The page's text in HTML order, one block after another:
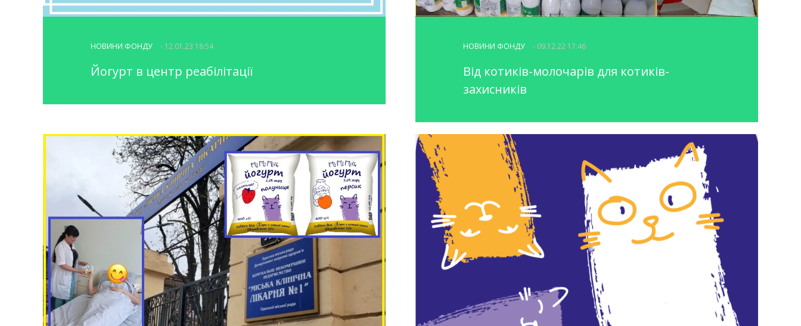
НОВИНИ ФОНДУ - 12.01.23 18:54
Йогурт в центр реабілітації
НОВИНИ ФОНДУ - 09.12.22 17:46
Від котиків-молочарів для котиків-
захисників